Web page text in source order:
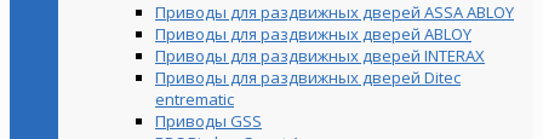
Приводы для раздвижных дверей ASSA ABLOY
Приводы для раздвижных дверей ABLOY
Приводы для раздвижных дверей INTERAX
Приводы для раздвижных дверей Ditec
entrematic
Приводы GSS